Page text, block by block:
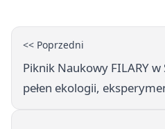
<< Poprzedni
Piknik Naukowy FILARY
pełen ekologii,